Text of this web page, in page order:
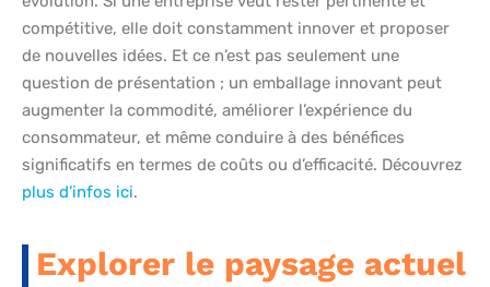
compétitive, elle doit constamment innover et proposer
de nouvelles idées. Et ce n’est pas seulement une
question de présentation ; un emballage innovant peut
augmenter la commodité, améliorer l’expérience du
consommateur, et même conduire à des bénéfices
significatifs en termes de coûts ou d’efficacité. Découvrez
plus d’infos ici.
Explorer le paysage actuel